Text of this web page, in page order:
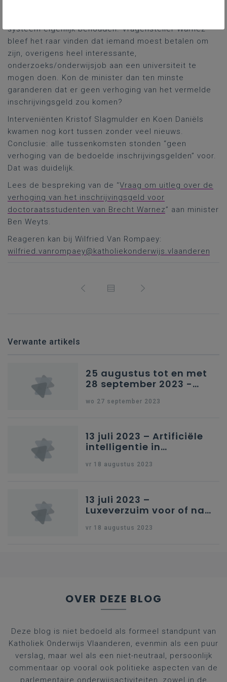
systeem eigenlijk behouden. Vragensteller Warnez
bleef het raar vinden dat iemand moest betalen om
zijn, overigens heel interessante,
onderzoeks/onderwijsjob aan een universiteit te
mogen doen. Kon de minister dan ten minste
garanderen dat er geen verhoging van het vermelde
inschrijvingsgeld zou komen?
Interveniënten Kristof Slagmulder en Koen Daniëls
kwamen nog kort tussen zonder veel nieuws.
Conclusie: alle tussenkomsten stonden “geen
verhoging van de bedoelde inschrijvingsgelden” voor.
Dat was duidelijk.
Lees de bespreking van de “Vraag om uitleg over de
verhoging van het inschrijvingsgeld voor
doctoraatsstudenten van Brecht Warnez” aan minister
Ben Weyts.
Reageren kan bij Wilfried Van Rompaey:
wilfried.vanrompaey@katholiekonderwijs.vlaanderen
Verwante artikels
25 augustus tot en met
28 september 2023 -
wo 27 september 2023
13 juli 2023 – Artificiële
intelligentie in
vr 18 augustus 2023
13 juli 2023 –
Luxeverzuim voor of na
vr 18 augustus 2023
OVER DEZE BLOG
Deze blog is niet bedoeld als formeel standpunt van
Katholiek Onderwijs Vlaanderen, evenmin als een puur
verslag, maar wel als een niet-neutraal, persoonlijk
commentaar op vooral ook politieke aspecten van de
parlementaire onderwijsactiviteiten, zowel in de